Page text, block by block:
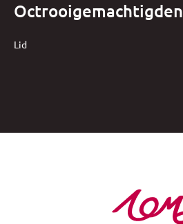
Octrooigemachtigden
Lid